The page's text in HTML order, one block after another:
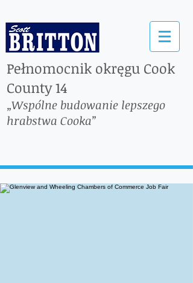
Pełnomocnik okręgu Cook
County 14
„Wspólne budowanie lepszego
hrabstwa Cooka”